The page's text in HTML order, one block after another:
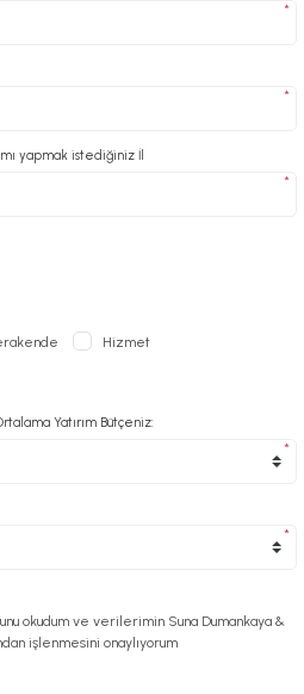
*
*
yapmak istediğiniz İl
*
Hizmet
Yatırım Bütçeniz:
*
*
okudum ve verilerimin Suna Dumankaya &
işlenmesini onaylıyorum